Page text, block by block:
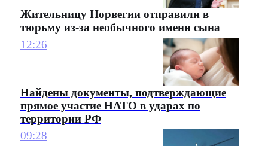
Жительницу Норвегии отправили в
тюрьму из-за необычного имени сына
12:26
Найдены документы, подтверждающие
прямое участие НАТО в ударах по
территории РФ
09:28